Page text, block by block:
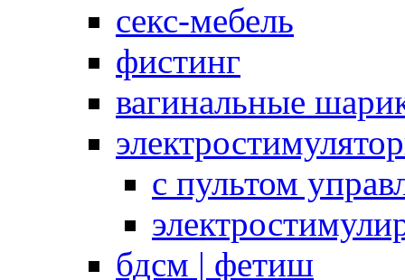
секс-мебель
фистинг
вагинальные
с пультом
бдсм | фетиш